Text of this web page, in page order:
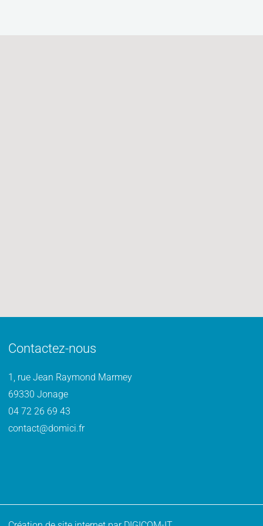
Contactez-nous
1, rue Jean Raymond Marmey
69330 Jonage
04 72 26 69 43
contact@domici.fr